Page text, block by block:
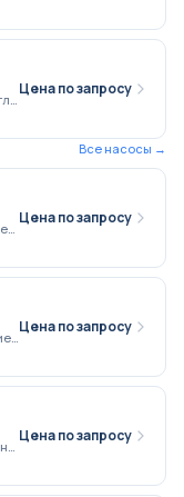
Цена по запросу
Все насосы →
Цена по запросу
Цена по запросу
Цена по запросу